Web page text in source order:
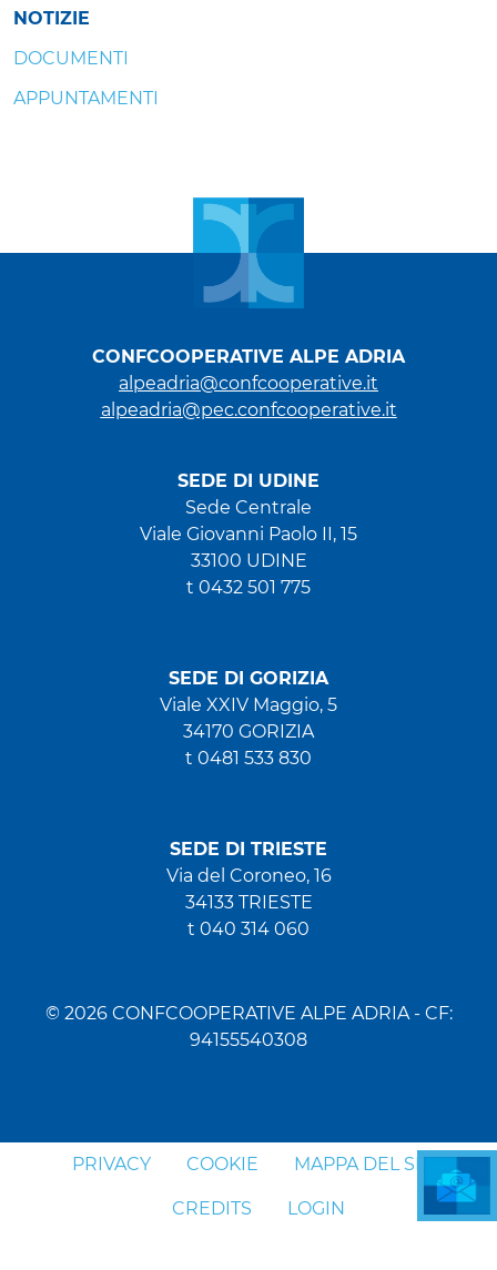
NOTIZIE
DOCUMENTI
APPUNTAMENTI
CONFCOOPERATIVE ALPE ADRIA
alpeadria@confcooperative.it
alpeadria@pec.confcooperative.it
SEDE DI UDINE
Sede Centrale
Viale Giovanni Paolo II, 15
33100 UDINE
t 0432 501 775
SEDE DI GORIZIA
Viale XXIV Maggio, 5
34170 GORIZIA
t 0481 533 830
SEDE DI TRIESTE
Via del Coroneo, 16
34133 TRIESTE
t 040 314 060
© 2026 CONFCOOPERATIVE ALPE ADRIA - CF:
94155540308
PRIVACY COOKIE MAPPA DEL SITO
CREDITS LOGIN